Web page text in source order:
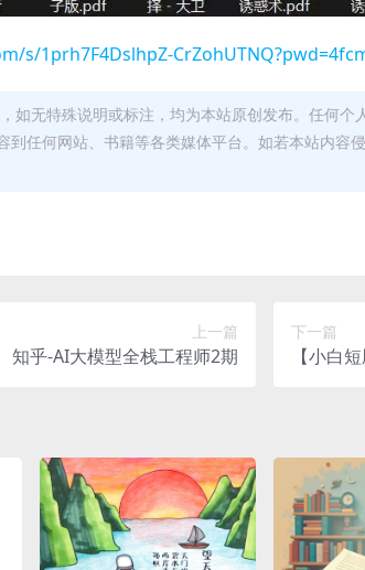
s/1prh7F4DslhpZ-
如无特殊说明或标注，均为本站原创发布。任何
到任何网站、书籍等各类媒体平台。如若本站内容
上一篇
知乎-AI大模型全栈工程师2期
下一篇
【小白